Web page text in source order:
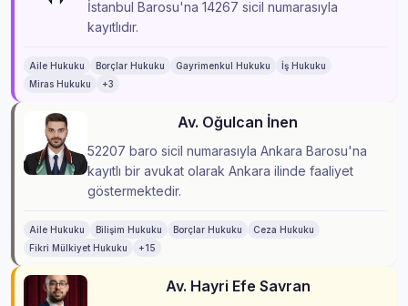
İstanbul Barosu'na 14267 sicil numarasıyla
kayıtlıdır.
Aile Hukuku Borçlar Hukuku Gayrimenkul Hukuku
İş Hukuku
Miras Hukuku
+3
Av. Oğulcan İnen
52207 baro sicil numarasıyla Ankara Barosu'na
kayıtlı bir avukat olarak Ankara ilinde faaliyet
göstermektedir.
Aile Hukuku Bilişim Hukuku Borçlar Hukuku
Ceza Hukuku
Fikri Mülkiyet Hukuku
+15
Av. Hayri Efe Savran